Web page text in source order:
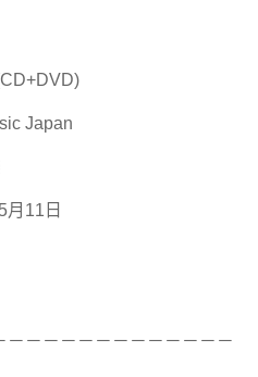
Japan
11日
－－－－－－－－－－－－